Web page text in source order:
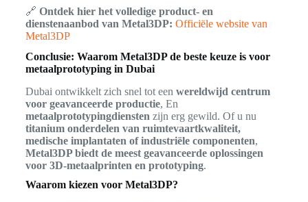
🔗 Ontdek hier het volledige product- en
dienstenaanbod van Metal3DP: Officiële website van
Metal3DP
Conclusie: Waarom Metal3DP de beste keuze is voor
metaalprototyping in Dubai
Dubai ontwikkelt zich snel tot een wereldwijd centrum
voor geavanceerde productie, En
metaalprototypingdiensten zijn erg gewild. Of u nu
titanium onderdelen van ruimtevaartkwaliteit,
medische implantaten of industriële componenten,
Metal3DP biedt de meest geavanceerde oplossingen
voor 3D-metaalprinten en prototyping.
Waarom kiezen voor Metal3DP?